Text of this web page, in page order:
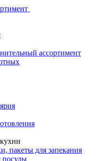
ассортимент
пакеты для запекания
посуды